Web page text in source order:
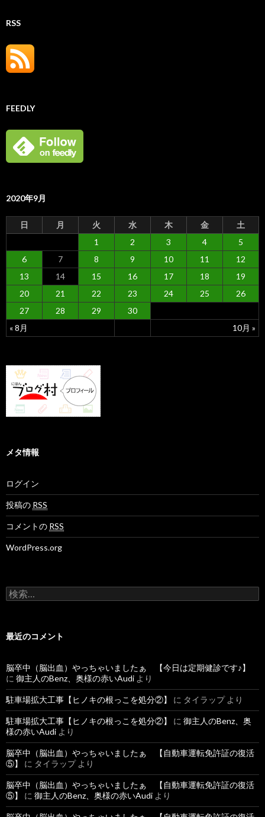
RSS
FEEDLY
2020年9月
日 月 火 水 木 金 土
« 8月 10月 »
1 2 3 4
5
6
7 8 9 10 11
12
13
14 15 16 17 18
19
20
21 22 23 24 25
26
27
28 29 30
メタ情報
ログイン
投稿の RSS
コメントの RSS
WordPress.org
検
索
最近のコメント
脳卒中（脳出血）やっちゃいましたぁ 【今日は定期健診です♪】
に 御主人のBenz、奥様の赤いAudi より
駐車場拡大工事【ヒノキの根っこを処分②】 に タイラップより
駐車場拡大工事【ヒノキの根っこを処分②】 に 御主人のBenz、奥
様の赤いAudi より
脳卒中（脳出血）やっちゃいましたぁ 【自動車運転免許証の復活
⑤】
に タイラップより
脳卒中（脳出血）やっちゃいましたぁ 【自動車運転免許証の復活
⑤】
に 御主人のBenz、奥様の赤いAudi より